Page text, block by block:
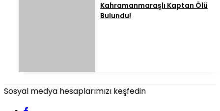
Kahramanmaraşlı Kaptan Ölü
Bulundu!
Sosyal medya hesaplarımızı keşfedin